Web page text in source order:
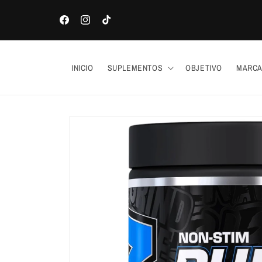
FacebookInstagramTikTok
INICIO SUPLEMENTOS OBJETIVO